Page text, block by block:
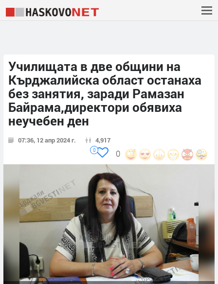
Училищата в две общини на
Кърджалийска област останаха
без занятия, заради Рамазан
Байрама,директори обявиха
неучебен ден
07:36, 12 апр 2024 г. 4,917
0
0